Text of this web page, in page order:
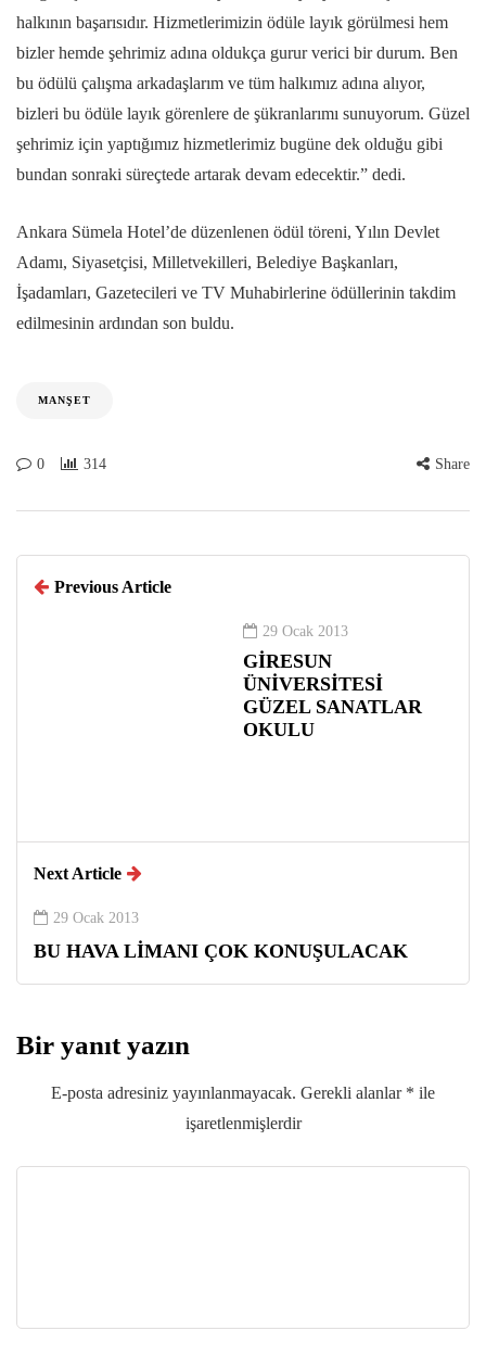
halkının başarısıdır. Hizmetlerimizin ödüle layık görülmesi hem
bizler hemde şehrimiz adına oldukça gurur verici bir durum. Ben
bu ödülü çalışma arkadaşlarım ve tüm halkımız adına alıyor,
bizleri bu ödüle layık görenlere de şükranlarımı sunuyorum. Güzel
şehrimiz için yaptığımız hizmetlerimiz bugüne dek olduğu gibi
bundan sonraki süreçtede artarak devam edecektir.” dedi.
Ankara Sümela Hotel’de düzenlenen ödül töreni, Yılın Devlet
Adamı, Siyasetçisi, Milletvekilleri, Belediye Başkanları,
İşadamları, Gazetecileri ve TV Muhabirlerine ödüllerinin takdim
edilmesinin ardından son buldu.
MANŞET
0 314 Share
Previous Article
29 Ocak 2013
GİRESUN
ÜNİVERSİTESİ
GÜZEL SANATLAR
OKULU
Next Article
29 Ocak 2013
BU HAVA LİMANI ÇOK KONUŞULACAK
Bir yanıt yazın
E-posta adresiniz yayınlanmayacak. Gerekli alanlar * ile
işaretlenmişlerdir